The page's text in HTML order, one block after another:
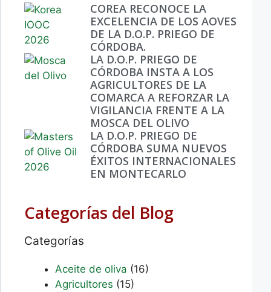
COREA RECONOCE LA
EXCELENCIA DE LOS AOVES
DE LA D.O.P. PRIEGO DE
CÓRDOBA.
LA D.O.P. PRIEGO DE
CÓRDOBA INSTA A LOS
AGRICULTORES DE LA
COMARCA A REFORZAR LA
VIGILANCIA FRENTE A LA
MOSCA DEL OLIVO
LA D.O.P. PRIEGO DE
CÓRDOBA SUMA NUEVOS
ÉXITOS INTERNACIONALES
EN MONTECARLO
Categorías del Blog
Categorías
Aceite de oliva (16)
Agricultores (15)